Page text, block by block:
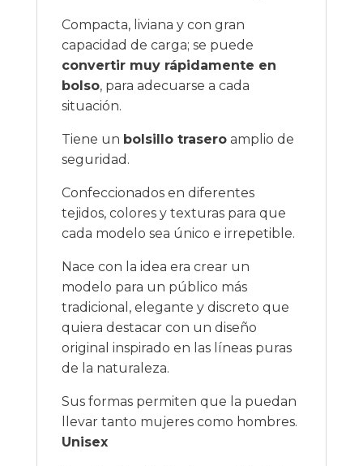
Compacta, liviana y con gran
capacidad de carga; se puede
convertir muy rápidamente en
bolso, para adecuarse a cada
situación.
Tiene un bolsillo traseroamplio de
seguridad.
Confeccionados en diferentes
tejidos, colores y texturas para que
cada modelo sea único e irrepetible.
Nace con la idea era crear un
modelo para un público más
tradicional, elegante y discreto que
quiera destacar con un diseño
original inspirado en las líneas puras
de la naturaleza.
Sus formas permiten que la puedan
llevar tanto mujeres como hombres.
Unisex